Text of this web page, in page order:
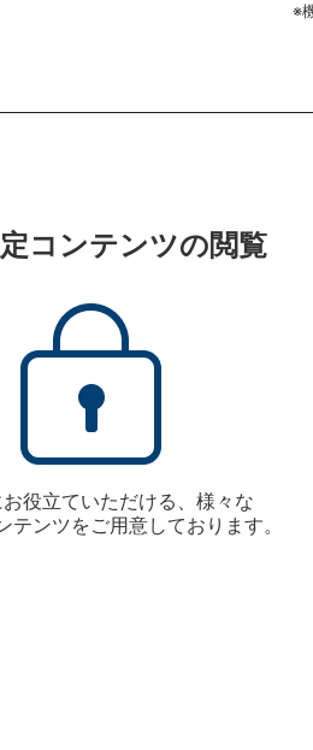
※
コンテンツの閲覧
役立ていただける、様々な
テンツをご用意しております。